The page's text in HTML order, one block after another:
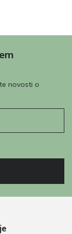
novosti o